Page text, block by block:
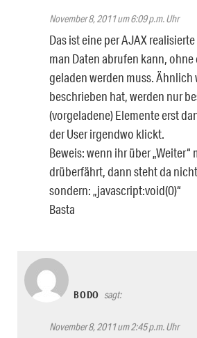
November 8, 2011 um 6:09 p.m. Uhr
Das ist eine per AJAX
man Daten abrufen kann, ohne
geladen werden muss. Ähnlich
beschrieben hat, werden nur
(vorgeladene) Elemente erst
der User irgendwo klickt.
Beweis: wenn ihr über „Weiter“
drüberfährt, dann steht da
sondern: „javascript:void(0)“
Basta
BODO sagt:
November 8, 2011 um 2:45 p.m. Uhr